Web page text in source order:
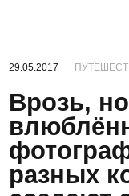
29.05.2017
Врозь,
разных